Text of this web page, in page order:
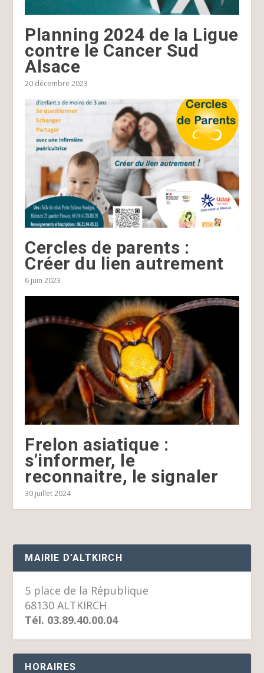
Planning 2024 de la Ligue
contre le Cancer Sud
Alsace
20 décembre 2023
Cercles de parents :
Créer du lien autrement
6 juin 2023
Frelon asiatique :
s’informer, le
reconnaitre, le signaler
30 juillet 2024
MAIRIE D’ALTKIRCH
5 place de la République
68130 ALTKIRCH
Tél. 03.89.40.00.04
HORAIRES